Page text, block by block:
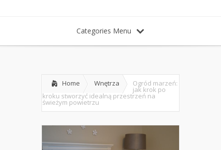
Categories Menu
Home Wnętrza Ogród marzeń:
jak krok po
kroku stworzyć idealną przestrzeń na
świeżym powietrzu